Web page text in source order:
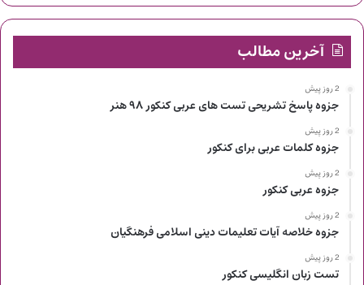
آخرین مطالب
2 روز پیش
جزوه پاسخ تشریحی تست های عربی کنکور ۹۸ هنر
2 روز پیش
جزوه کلمات عربی برای کنکور
2 روز پیش
جزوه عربی کنکور
2 روز پیش
جزوه خلاصه آیات تعلیمات دینی اسلامی فرهنگیان
2 روز پیش
تست زبان انگلیسی کنکور